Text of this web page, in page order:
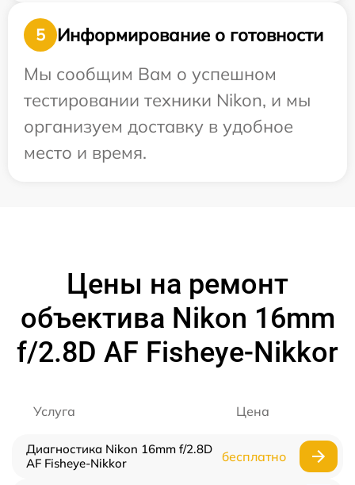
5
Информирование о готовности
Мы сообщим Вам о успешном
тестировании техники Nikon, и мы
организуем доставку в удобное
место и время.
Цены на ремонт
объектива Nikon 16mm
f/2.8D AF Fisheye-Nikkor
Услуга Цена
Диагностика Nikon 16mm f/2.8D
AF Fisheye-Nikkor
бесплатно